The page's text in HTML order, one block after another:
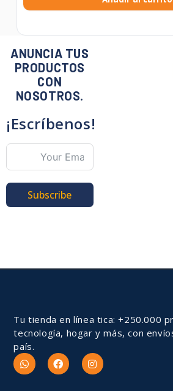
ANUNCIA TUS
PRODUCTOS
CON
NOSOTROS.
¡Escríbenos!
Subscribe
Tu tienda en línea tica: +250.000
tecnología, hogar y más, con
país.